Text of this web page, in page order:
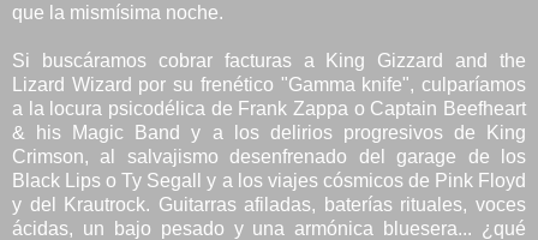
que la mismísima noche.
Si buscáramos cobrar facturas a King Gizzard and the
Lizard Wizard por su frenético "Gamma knife", culparíamos
a la locura psicodélica de Frank Zappa o Captain Beefheart
& his Magic Band y a los delirios progresivos de King
Crimson, al salvajismo desenfrenado del garage de los
Black Lips o Ty Segall y a los viajes cósmicos de Pink Floyd
y del Krautrock. Guitarras afiladas, baterías rituales, voces
ácidas, un bajo pesado y una armónica bluesera... ¿qué